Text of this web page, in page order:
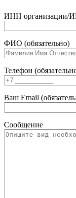
ИНН организации/
ФИО (обязательно)
Телефон
Ваш Email
Сообщение